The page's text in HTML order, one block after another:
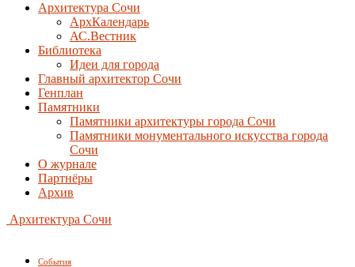
Архитектура Сочи
АрхКалендарь
АС.Вестник
Библиотека
Идеи для города
Главный архитектор Сочи
Генплан
Памятники
Памятники архитектуры города Сочи
Памятники монументального искусства города
Сочи
О журнале
Партнёры
Архив
Архитектура Сочи
События